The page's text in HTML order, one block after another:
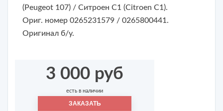
(Peugeot 107) / Ситроен С1 (Citroen C1).
Ориг. номер 0265231579 / 0265800441.
Оригинал б/у.
3 000 руб
есть в наличии
ЗАКАЗАТЬ